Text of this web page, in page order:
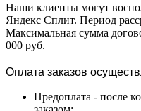
Наши клиенты могут
Яндекс Сплит. Период
Максимальная сумма
000 руб.
Оплата заказов
Предоплата - после